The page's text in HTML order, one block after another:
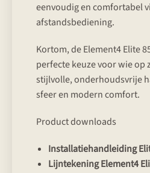
eenvoudig en comfortabel
afstandsbediening.
Kortom, de Element4 Elite
perfecte keuze voor wie op
stijlvolle, onderhoudsvrije
sfeer en modern comfort.
Product downloads
Installatiehandleiding
Lijntekening Element4